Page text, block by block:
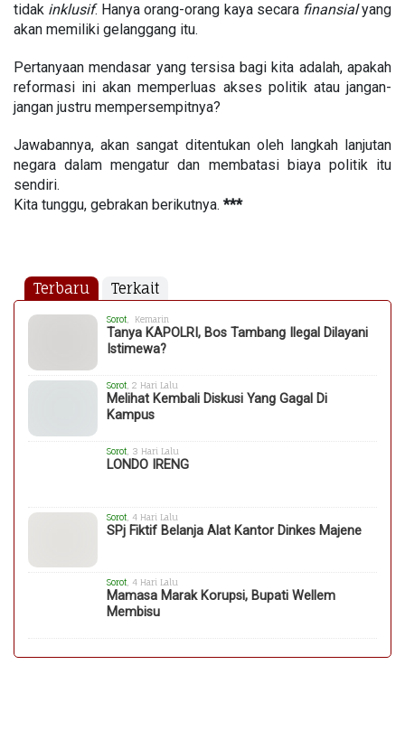
tidak inklusif. Hanya orang-orang kaya secara finansialyang
akan memiliki gelanggang itu.
Pertanyaan mendasar yang tersisa bagi kita adalah, apakah
reformasi ini akan memperluas akses politik atau jangan-
jangan justru mempersempitnya?
Jawabannya, akan sangat ditentukan oleh langkah lanjutan
negara dalam mengatur dan membatasi biaya politik itu
sendiri.
Kita tunggu, gebrakan berikutnya. ***
Terbaru Terkait
Sorot, Kemarin
Tanya KAPOLRI, Bos Tambang Ilegal Dilayani
Istimewa?
Sorot, 2 Hari Lalu
Melihat Kembali Diskusi Yang Gagal Di
Kampus
Sorot , 3 Hari Lalu
LONDO IRENG
Sorot , 4 Hari Lalu
SPj Fiktif Belanja Alat Kantor Dinkes Majene
Sorot, 4 Hari Lalu
Mamasa Marak Korupsi, Bupati Wellem
Membisu